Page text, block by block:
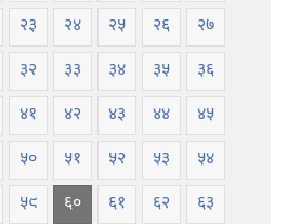
२३ २४ २५ २६
२७
३२ ३३ ३४ ३५
३६
४१ ४२ ४३ ४४
४५
५० ५१ ५२ ५३
५४
५९ ६० ६१ ६२
६३